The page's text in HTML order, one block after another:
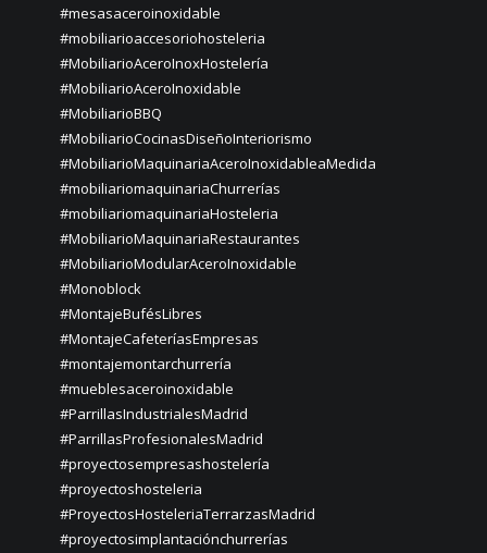
#mesasaceroinoxidable
#mobiliarioaccesoriohosteleria
#MobiliarioAceroInoxHostelería
#MobiliarioAceroInoxidable
#MobiliarioBBQ
#MobiliarioCocinasDiseñoInteriorismo
#MobiliarioMaquinariaAceroInoxidableaMedida
#mobiliariomaquinariaChurrerías
#mobiliariomaquinariaHosteleria
#MobiliarioMaquinariaRestaurantes
#MobiliarioModularAceroInoxidable
#Monoblock
#MontajeBufésLibres
#MontajeCafeteríasEmpresas
#montajemontarchurrería
#mueblesaceroinoxidable
#ParrillasIndustrialesMadrid
#ParrillasProfesionalesMadrid
#proyectosempresashostelería
#proyectoshosteleria
#ProyectosHosteleriaTerrarzasMadrid
#proyectosimplantaciónchurrerías